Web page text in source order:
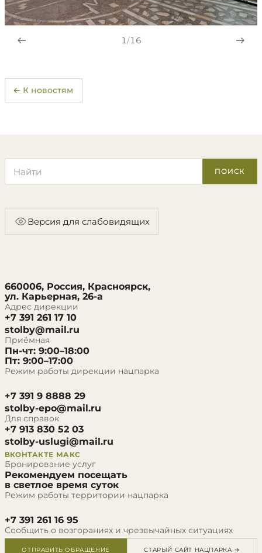
1/16
← К новостям
ПОИСК
Версия для слабовидящих
660006, Россия, Красноярск,
ул. Карьерная, 26-а
Адрес дирекции
+7 391 261 17 10
stolby@mail.ru
Приёмная
Пн-чт: 9:00–18:00
Пт: 9:00–17:00
Режим работы дирекции нацпарка
+7 391 9 8888 29
stolby-epo@mail.ru
Для справок
+7 913 830 52 03
stolby-uslugi@mail.ru
ВКОНТАКТЕ МАКС
Бронирование услуг
Рекомендуем посещать
в светлое время суток
Режим работы территории нацпарка
+7 391 261 16 95
Сообщить о возгораниях и чрезвычайных ситуациях
ОТПРАВИТЬ ОБРАЩЕНИЕ СТАРЫЙ САЙТ НАЦПАРКА →